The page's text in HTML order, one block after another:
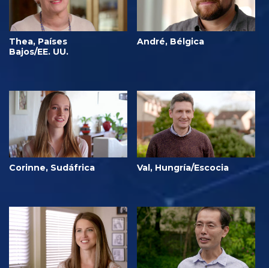
Thea, Países
Bajos/EE. UU.
André, Bélgica
Corinne, Sudáfrica Val, Hungría/Escocia